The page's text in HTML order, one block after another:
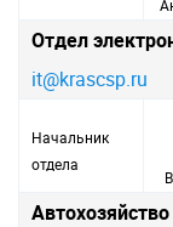
Отдел
it@krascsp.ru
Начальник
отдела
Автохозяйство